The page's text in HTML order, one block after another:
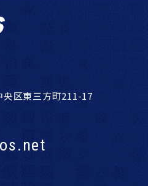
区東三方町211-17